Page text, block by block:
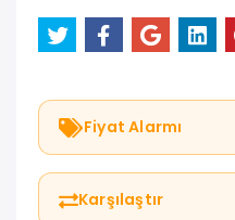
Fiyat Alarmı
Karşılaştır